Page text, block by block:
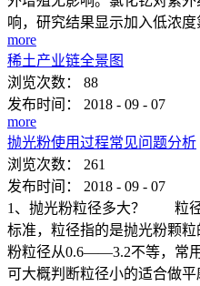
响，研究结果显示加入低浓度
more
稀土产业链全景图
浏览次数：
88
发布时间：
2018 - 09 - 07
more
抛光粉使用过程常见问题分析
浏览次数：
261
发布时间：
2018 - 09 - 07
1、抛光粉粒径多大？ 粒径
标准，粒径指的是抛光粉颗
粉粒径从0.6——3.2不等，常
可大概判断粒径小的适合做平